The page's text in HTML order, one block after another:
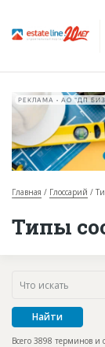
О проекте
База
Инвестпроекты
Глоссарий
РЕКЛАМА • АО "ДП
Главная Глоссарий
Типы
Найти
Всего 3898 терминов и